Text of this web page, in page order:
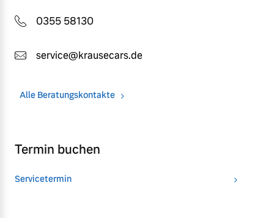
0355 58130
service@krausecars.de
Alle Beratungskontakte
Termin buchen
Servicetermin